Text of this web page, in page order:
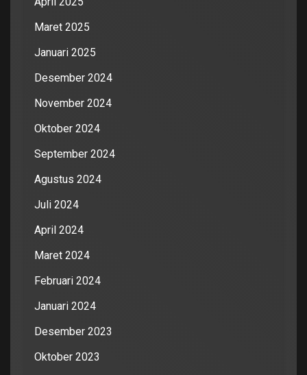
Maret 2025
Januari 2025
Desember 2024
November 2024
Oktober 2024
September 2024
Agustus 2024
Juli 2024
April 2024
Maret 2024
Februari 2024
Januari 2024
Desember 2023
Oktober 2023